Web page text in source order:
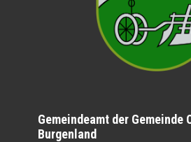
Gemeindeamt der Gemeinde
Burgenland